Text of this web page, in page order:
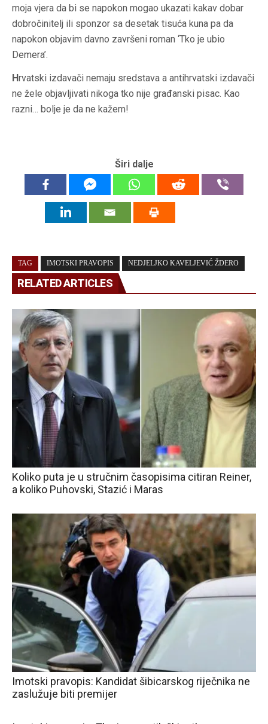
moja vjera da bi se napokon mogao ukazati kakav dobar
dobročinitelj ili sponzor sa desetak tisuća kuna pa da
napokon objavim davno završeni roman ‘Tko je ubio
Demera’.
Hrvatski izdavači nemaju sredstava a antihrvatski izdavači
ne žele objavljivati nikoga tko nije građanski pisac. Kao
razni… bolje je da ne kažem!
Širi dalje
TAG IMOTSKI PRAVOPIS NEDJELJKO KAVELJEVIĆ ŽDERO
RELATED ARTICLES
Koliko puta je u stručnim časopisima citiran Reiner,
a koliko Puhovski, Stazić i Maras
Imotski pravopis: Kandidat šibicarskog riječnika ne
zaslužuje biti premijer